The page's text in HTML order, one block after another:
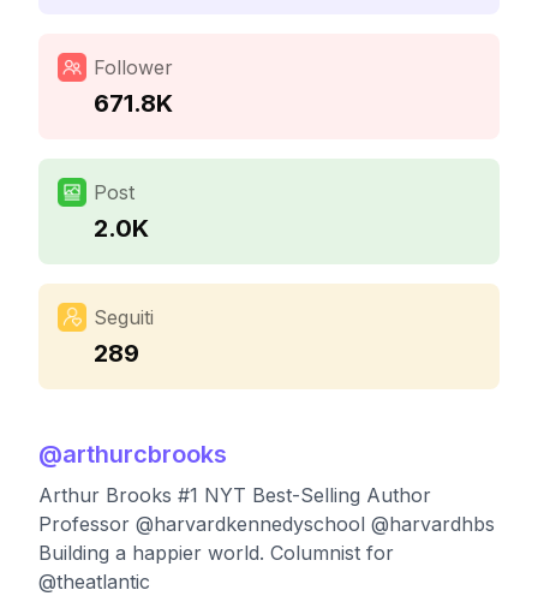
Follower
671.8K
Post
2.0K
Seguiti
289
@arthurcbrooks
Arthur Brooks #1 NYT Best-Selling Author
Professor @harvardkennedyschool @harvardhbs
Building a happier world. Columnist for
@theatlantic